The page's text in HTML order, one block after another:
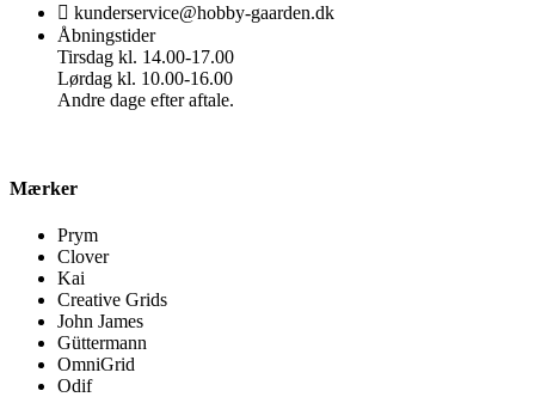
kunderservice@hobby-gaarden.dk
Åbningstider
Tirsdag kl. 14.00-17.00
Lørdag kl. 10.00-16.00
Andre dage efter aftale.
Mærker
Prym
Clover
Kai
Creative Grids
John James
Güttermann
OmniGrid
Odif